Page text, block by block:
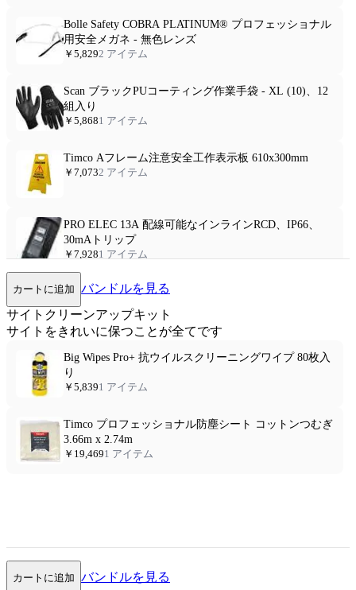
Bolle Safety COBRA PLATINUM® プロフェッショナル
用安全メガネ - 無色レンズ
￥5,8292 アイテム
Scan ブラックPUコーティング作業手袋 - XL (10)、12
組入り
￥5,8681 アイテム
Timco Aフレーム注意安全工作表示板 610x300mm
￥7,0732 アイテム
PRO ELEC 13A 配線可能なインラインRCD、IP66、
30mAトリップ
￥7,9281 アイテム
カートに追加 バンドルを見る
サイトクリーンアップキット
サイトをきれいに保つことが全てです
Big Wipes Pro+ 抗ウイルスクリーニングワイプ 80枚入
り
￥5,8391 アイテム
Timco プロフェッショナル防塵シート コットンつむぎ
3.66m x 2.74m
￥19,4691 アイテム
カートに追加 バンドルを見る